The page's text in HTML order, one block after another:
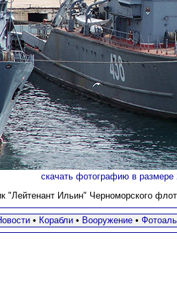
скачать фотографию в размере
"Лейтенант Ильин" Черноморского
• Корабли• Вооружение •